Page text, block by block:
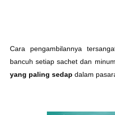
Cara pengambilannya
bancuh setiap sachet dan
yang paling sedap dalam